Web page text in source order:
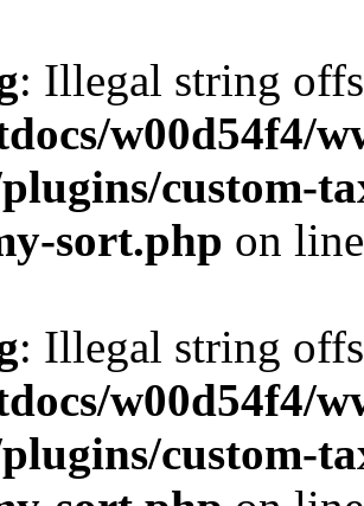
: Illegal string
w00d54f4/
custom-
sort.php on
: Illegal string
w00d54f4/
custom-